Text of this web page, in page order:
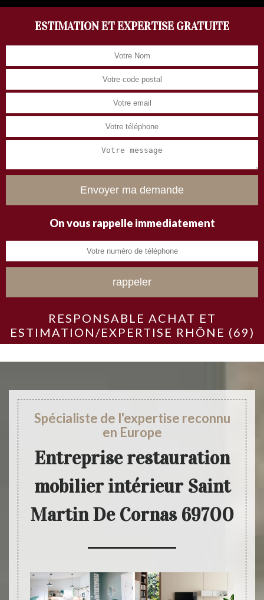
ESTIMATION ET EXPERTISE GRATUITE
On vous rappelle immediatement
RESPONSABLE ACHAT ET
ESTIMATION/EXPERTISE RHÔNE (69)
Spécialiste de l'expertise reconnu
en Europe
Entreprise restauration
mobilier intérieur Saint
Martin De Cornas 69700